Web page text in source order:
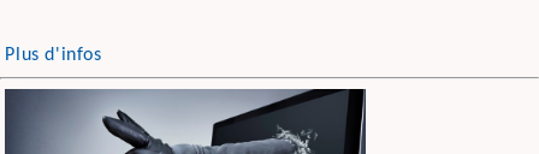
Plus d'infos